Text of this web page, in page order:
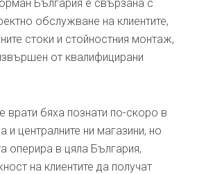
България е свързана с
обслужване на клиентите,
стоки и стойностния монтаж,
от квалифицирани
врати бяха познати по-скоро в
и централните ни магазини, но
оперира в цяла България,
на клиентите да получат